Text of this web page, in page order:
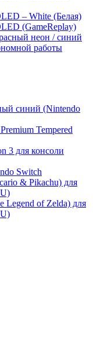
– White (Белая)
(GameReplay)
неон / синий
работы
синий (Nintendo
Tempered
3 для консоли
Switch
& Pikachu) для
Legend of Zelda) для